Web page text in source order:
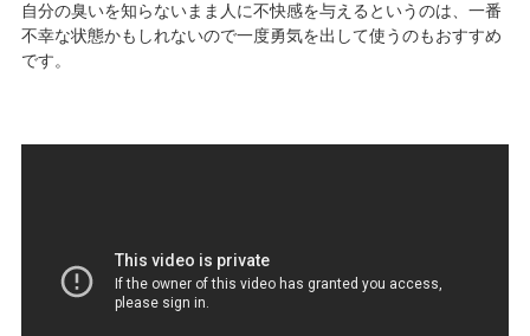
自分の臭いを知らないまま人に不快感を与えるというのは、一番
不幸な状態かもしれないので一度勇気を出して使うのもおすすめ
です。